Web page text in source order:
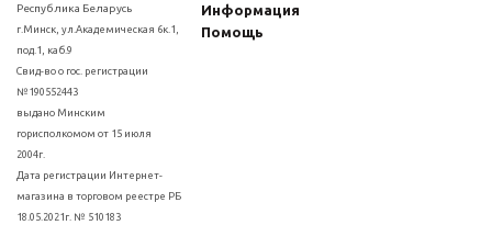
Республика Беларусь
г.Минск, ул.Академическая 6к.1,
под.1, каб.9
Свид-во о гос. регистрации
№190552443
выдано Минским
горисполкомом от 15 июля
2004г.
Дата регистрации Интернет-
магазина в торговом реестре РБ
18.05.2021г. № 510183
Информация
Помощь